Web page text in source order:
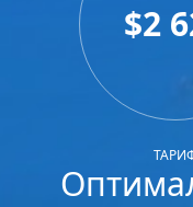
$2